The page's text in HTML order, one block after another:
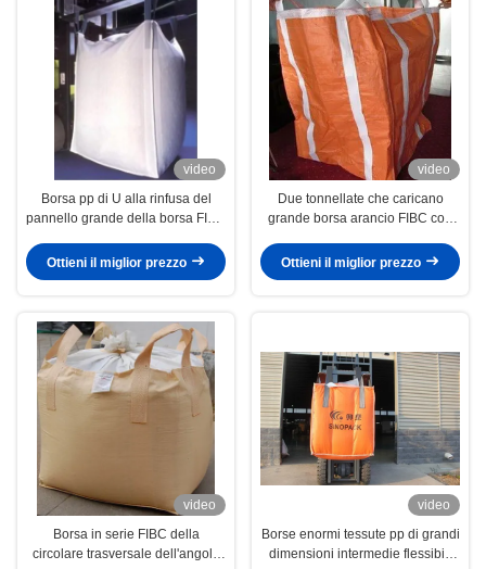
video
Borsa pp di U alla rinfusa del
pannello grande della borsa FIBC
con i cicli d'angolo trasversali
Ottieni il miglior prezzo
video
Due tonnellate che caricano
grande borsa arancio FIBC con
livello/completamente allacciato
Ottieni il miglior prezzo
video
Borsa in serie FIBC della
circolare trasversale dell'angolo
video
Borse enormi tessute pp di grandi
dimensioni intermedie flessibili